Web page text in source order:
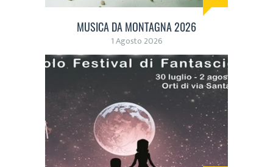
MUSICA DA MONTAGNA 2026
1 Agosto 2026